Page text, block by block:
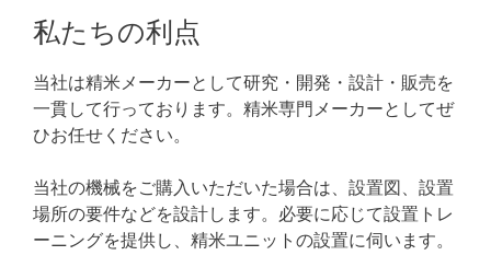
私たちの利点
当社は精米メーカーとして研究・開発・設計・販売を
一貫して行っております。精米専門メーカーとしてぜ
ひお任せください。
当社の機械をご購入いただいた場合は、設置図、設置
場所の要件などを設計します。必要に応じて設置トレ
ーニングを提供し、精米ユニットの設置に伺います。